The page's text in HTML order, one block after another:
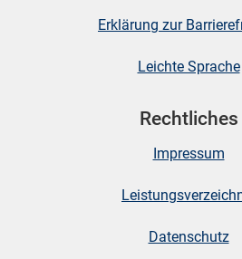
Erklärung zur
Leichte Sprache
Rechtliches
Impressum
Datenschutz